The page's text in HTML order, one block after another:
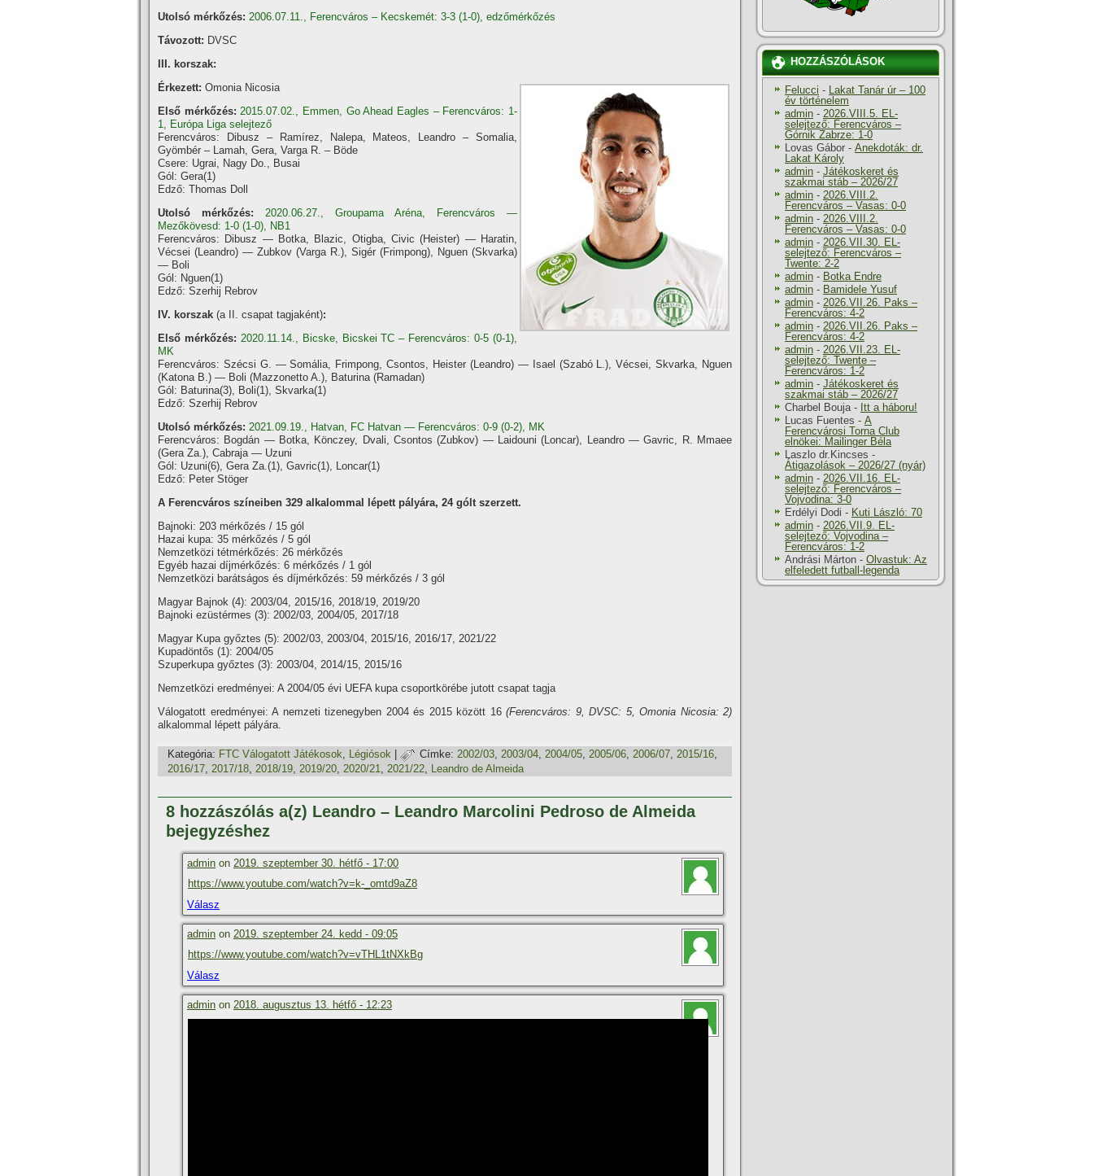
Utolsó mérkőzés: 2006.07.11., Ferencváros – Kecskemét: 3-3 (1-0), edzőmérkőzés
Távozott: DVSC
III. korszak:
Érkezett: Omonia Nicosia
Első mérkőzés: 2015.07.02., Emmen, Go Ahead Eagles – Ferencváros: 1-
1, Európa Liga selejtező
Ferencváros: Dibusz – Ramí­rez, Nalepa, Mateos, Leandro – Somalia,
Gyömbér – Lamah, Gera, Varga R. – Böde
Csere: Ugrai, Nagy Do., Busai
Gól: Gera(1)
Edző: Thomas Doll
Utolsó mérkőzés:
2020.06.27., Groupama Aréna, Ferencváros —
Mezőkövesd: 1-0 (1-0), NB1
Ferencváros: Dibusz — Botka, Blazic, Otigba, Civic (Heister) — Haratin,
Vécsei (Leandro) — Zubkov (Varga R.), Sigér (Frimpong), Nguen (Skvarka)
— Boli
Gól: Nguen(1)
Edző: Szerhij Rebrov
IV. korszak (a II. csapat tagjaként):
Első mérkőzés: 2020.11.14., Bicske, Bicskei TC – Ferencváros: 0-5 (0-1),
MK
Ferencváros: Szécsi G. — Somália, Frimpong, Csontos, Heister (Leandro) — Isael (Szabó L.), Vécsei, Skvarka, Nguen
(Katona B.) — Boli (Mazzonetto A.), Baturina (Ramadan)
Gól: Baturina(3), Boli(1), Skvarka(1)
Edző: Szerhij Rebrov
Utolsó mérkőzés: 2021.09.19., Hatvan, FC Hatvan — Ferencváros: 0-9 (0-2), MK
Ferencváros: Bogdán — Botka, Könczey, Dvali, Csontos (Zubkov) — Laidouni (Loncar), Leandro — Gavric, R. Mmaee
(Gera Za.), Cabraja — Uzuni
Gól: Uzuni(6), Gera Za.(1), Gavric(1), Loncar(1)
Edző: Peter Stöger
A Ferencváros szí­neiben 329 alkalommal lépett pályára, 24 gólt szerzett.
Bajnoki: 203 mérkőzés / 15 gól
Hazai kupa: 35 mérkőzés / 5 gól
Nemzetközi tétmérkőzés: 26 mérkőzés
Egyéb hazai dí­jmérkőzés: 6 mérkőzés / 1 gól
Nemzetközi barátságos és dí­jmérkőzés: 59 mérkőzés / 3 gól
Magyar Bajnok (4): 2003/04, 2015/16, 2018/19, 2019/20
Bajnoki ezüstérmes (3): 2002/03, 2004/05, 2017/18
Magyar Kupa győztes (5): 2002/03, 2003/04, 2015/16, 2016/17, 2021/22
Kupadöntős (1): 2004/05
Szuperkupa győztes (3): 2003/04, 2014/15, 2015/16
Nemzetközi eredményei: A 2004/05 évi UEFA kupa csoportkörébe jutott csapat tagja
Válogatott eredményei: A nemzeti tizenegyben 2004 és 2015 között 16(Ferencváros: 9, DVSC: 5, Omonia Nicosia: 2)
alkalommal lépett pályára.
Kategória: FTC Válogatott Játékosok, Légiósok Címke: 2002/03, 2003/04, 2004/05, 2005/06, 2006/07, 2015/16,
2016/17, 2017/18, 2018/19, 2019/20, 2020/21, 2021/22, Leandro de Almeida
8 hozzászólás a(z) Leandro – Leandro Marcolini Pedroso de Almeida
bejegyzéshez
admin on 2019. szeptember 30. hétfő - 17:00
https://www.youtube.com/watch?v=k-_omtd9aZ8
Válasz
admin on 2019. szeptember 24. kedd - 09:05
https://www.youtube.com/watch?v=vTHL1tNXkBg
Válasz
admin on 2018. augusztus 13. hétfő - 12:23
HOZZÁSZÓLÁSOK
Felucci - Lakat Tanár úr – 100
év történelem
admin - 2026.VIII.5. EL-
selejtező: Ferencváros –
Górnik Zabrze: 1-0
Lovas Gábor - Anekdoták: dr.
Lakat Károly
admin - Játékoskeret és
szakmai stáb – 2026/27
admin - 2026.VIII.2.
Ferencváros – Vasas: 0-0
admin - 2026.VIII.2.
Ferencváros – Vasas: 0-0
admin - 2026.VII.30. EL-
selejtező: Ferencváros –
Twente: 2-2
admin - Botka Endre
admin - Bamidele Yusuf
admin - 2026.VII.26. Paks –
Ferencváros: 4-2
admin - 2026.VII.26. Paks –
Ferencváros: 4-2
admin - 2026.VII.23. EL-
selejtező: Twente –
Ferencváros: 1-2
admin - Játékoskeret és
szakmai stáb – 2026/27
Charbel Bouja- Itt a háboru!
Lucas Fuentes - A
Ferencvárosi Torna Club
elnökei: Mailinger Béla
Laszlo dr.Kincses -
Átigazolások – 2026/27 (nyár)
admin - 2026.VII.16. EL-
selejtező: Ferencváros –
Vojvodina: 3-0
Erdélyi Dodi - Kuti László: 70
admin - 2026.VII.9. EL-
selejtező: Vojvodina –
Ferencváros: 1-2
Andrási Márton - Olvastuk: Az
elfeledett futball-legenda